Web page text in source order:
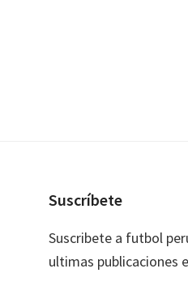
Suscríbete
Suscribete a futbol
ultimas publicaciones